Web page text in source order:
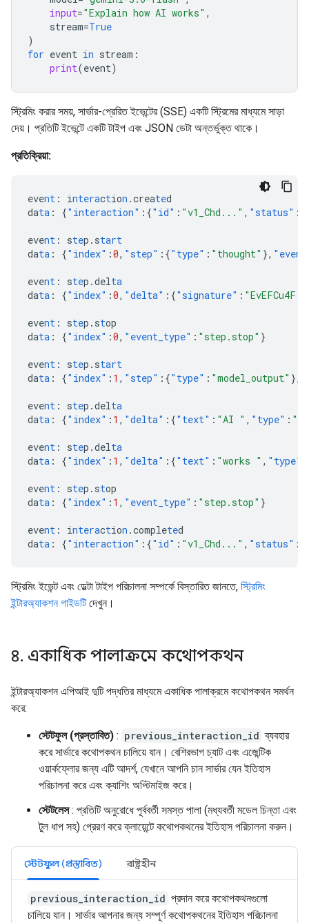
input="Explain how AI works" ,
stream=True
)
for event in stream :
print(event)
স্ট্রিমিং করার সময়, সার্ভার-প্রেরিত ইভেন্টের (SSE) একটি স্ট্রিমের মাধ্যমে সাড়া
দেয়। প্রতিটি ইভেন্টে একটি টাইপ এবং JSON ডেটা অন্তর্ভুক্ত থাকে।
প্রতিক্রিয়া:
event : interaction .created
data : {"interaction" :{"id" : "v1_Chd..." , "status" :
event : step.start
data : {"index" :0, "step" :{"type" : "thought" },
event : step.delta
data : {"index" :0, "delta" :{"signature" :
event : step.stop
data : {"index" :0, "event_type" : "step.stop" }
event : step.start
data : {"index" : 1 , "step" :{"type" : "model_output" },
event : step.delta
data : {"index" : 1 , "delta" :{"text" : "AI " , "type" :
event : step.delta
data : {"index" : 1 , "delta" :{"text" : "works " , "type"
event : step.stop
data : {"index" : 1 , "event_type" : "step.stop" }
event : interaction .completed
data : {"interaction" :{"id" : "v1_Chd..." , "status" :
স্ট্রিমিং ইভেন্ট এবং ডেল্টা টাইপ পরিচালনা সম্পর্কে বিস্তারিত জানতে, স্ট্রিমিং
ইন্টারঅ্যাকশন গাইডটিদেখুন।
৪. একাধিক পালাক্রমে কথোপকথন
ইন্টারঅ্যাকশন এপিআই দুটি পদ্ধতির মাধ্যমে একাধিক পালাক্রমে কথোপকথন সমর্থন
করে:
স্টেটফুল (প্রস্তাবিত) : previous_interaction_id ব্যবহার
করে সার্ভারে কথোপকথন চালিয়ে যান। বেশিরভাগ চ্যাট এবং এজেন্টিক
ওয়ার্কফ্লোর জন্য এটি আদর্শ, যেখানে আপনি চান সার্ভার যেন ইতিহাস
পরিচালনা করে এবং ক্যাশিং অপ্টিমাইজ করে।
স্টেটলেস: প্রতিটি অনুরোধে পূর্ববর্তী সমস্ত পালা (মধ্যবর্তী মডেল চিন্তা এবং
টুল ধাপ সহ) প্রেরণ করে ক্লায়েন্টে কথোপকথনের ইতিহাস পরিচালনা করুন।
স্টেটফুল (প্রস্তাবিত) রাষ্ট্রহীন
previous_interaction_id প্রদান করে কথোপকথনগুলো
চালিয়ে যান। সার্ভার আপনার জন্য সম্পূর্ণ কথোপকথনের ইতিহাস পরিচালনা